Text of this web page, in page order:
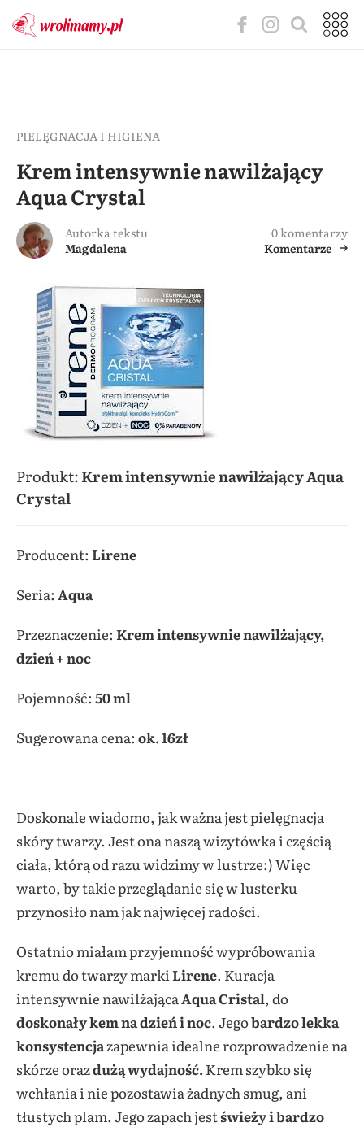
PIELĘGNACJA I HIGIENA
Krem intensywnie nawilżający
Aqua Crystal
Autorka tekstu
Magdalena
0 komentarzy
Komentarze
Produkt:Krem intensywnie nawilżający Aqua
Crystal
Producent: Lirene
Seria: Aqua
Przeznaczenie: Krem intensywnie nawilżający,
dzień + noc
Pojemność: 50 ml
Sugerowana cena: ok. 16zł
Doskonale wiadomo, jak ważna jest pielęgnacja
skóry twarzy. Jest ona naszą wizytówka i częścią
ciała, którą od razu widzimy w lustrze:) Więc
warto, by takie przeglądanie się w lusterku
przynosiło nam jak najwięcej radości.
Ostatnio miałam przyjemność wypróbowania
kremu do twarzy markiLirene. Kuracja
intensywnie nawilżającaAqua Cristal, do
doskonały kem na dzień i noc. Jegobardzo lekka
konsystencjazapewnia idealne rozprowadzenie na
skórze orazdużą wydajność. Krem szybko się
wchłania i nie pozostawia żadnych smug, ani
tłustych plam. Jego zapach jestświeży i bardzo